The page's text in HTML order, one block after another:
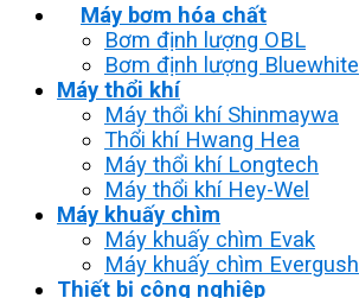
Máy bơm hóa chất
Bơm định lượng OBL
Bơm định lượng Bluewhite
Máy thổi khí
Máy thổi khí Shinmaywa
Thổi khí Hwang Hea
Máy thổi khí Longtech
Máy thổi khí Hey-Wel
Máy khuấy chìm
Máy khuấy chìm Evak
Máy khuấy chìm Evergush
Thiết bị công nghiệp